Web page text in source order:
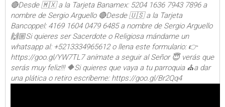
🔴Desde 🇲🇽 a la Tarjeta Banamex: 5204 1636 7943 7896 a
nombre de Sergio Arguello 🔴Desde 🇺🇸 a la Tarjeta
Bancoppel: 4169 1604 0479 6485 a nombre de Sergio Arguello
🙌🏼Si quieres ser Sacerdote o Religiosa mándame un
whatsapp al: +5213334965612 o llena este formulario: 👉
https://goo.gl/YW7TL7 anímate a seguir al Señor 😇 verás que
serás muy feliz!!! 🔶Si quieres que vaya a tu parroquia ⛪a dar
una plática o retiro escríbeme: https://goo.gl/Br2Qq4